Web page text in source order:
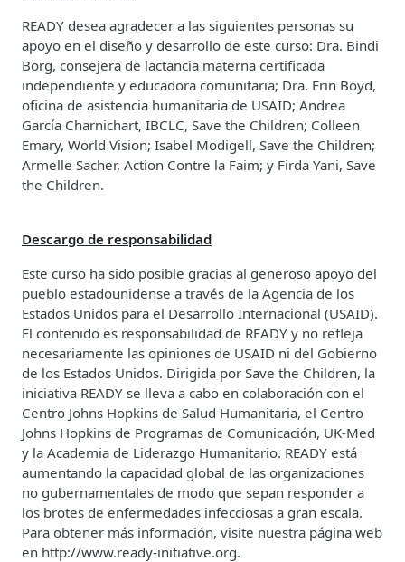
READY desea agradecer a las siguientes personas su
apoyo en el diseño y desarrollo de este curso: Dra. Bindi
Borg, consejera de lactancia materna certificada
independiente y educadora comunitaria; Dra. Erin Boyd,
oficina de asistencia humanitaria de USAID; Andrea
García Charnichart, IBCLC, Save the Children; Colleen
Emary, World Vision; Isabel Modigell, Save the Children;
Armelle Sacher, Action Contre la Faim; y Firda Yani, Save
the Children.
Descargo de responsabilidad
Este curso ha sido posible gracias al generoso apoyo del
pueblo estadounidense a través de la Agencia de los
Estados Unidos para el Desarrollo Internacional (USAID).
El contenido es responsabilidad de READY y no refleja
necesariamente las opiniones de USAID ni del Gobierno
de los Estados Unidos. Dirigida por Save the Children, la
iniciativa READY se lleva a cabo en colaboración con el
Centro Johns Hopkins de Salud Humanitaria, el Centro
Johns Hopkins de Programas de Comunicación, UK-Med
y la Academia de Liderazgo Humanitario. READY está
aumentando la capacidad global de las organizaciones
no gubernamentales de modo que sepan responder a
los brotes de enfermedades infecciosas a gran escala.
Para obtener más información, visite nuestra página web
en http://www.ready-initiative.org.